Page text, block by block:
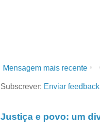
Mensagem mais recente
Subscrever: Enviar
Justiça e povo: um